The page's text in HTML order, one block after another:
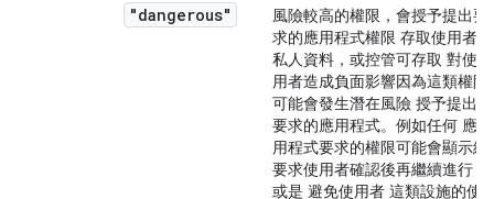
"dangerous"
風險較高的權限，會授予提出要
求的應用程式權限 存取使用者
私人資料，或控管可存取 對使
用者造成負面影響因為這類權限
可能會發生潛在風險 授予提出
要求的應用程式。例如任何 應
用程式要求的權限可能會顯示給
要求使用者確認後再繼續進行，
或是 避免使用者 這類設施的使